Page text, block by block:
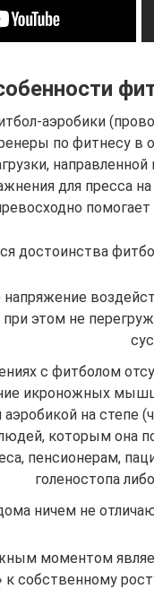
аэробики
по фитнесу
для пресса
достоинства
напряжение
этом не
с фитболом
икроножных
аэробикой на степе
которым она
пенсионерам,
голеностопа
ничем не
моментом
собственному